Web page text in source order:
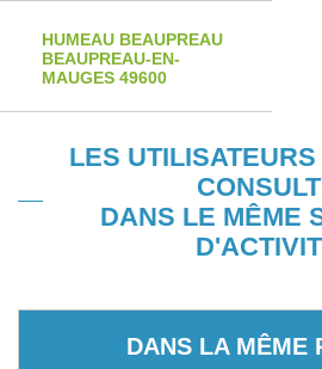
HUMEAU BEAUPREAU
BEAUPREAU-EN-
MAUGES 49600
LES
DANS LE MÊME
DANS LA MÊME